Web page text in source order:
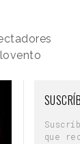
que